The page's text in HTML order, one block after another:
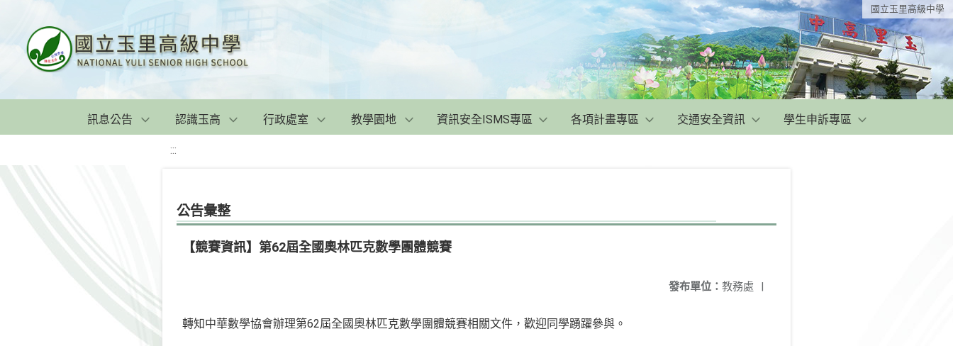
國立玉里高級中學
訊息公告 認識玉高 行政處室 教學園地 資訊安全ISMS專區 各項計畫專區 交通安全資訊 學生申訴專區
:::
公告彙整
【競賽資訊】第62屆全國奧林匹克數學團體競賽
發布單位： 教務處 |
轉知中華數學協會辦理第62屆全國奧林匹克數學團體競賽相關文件，歡迎同學踴躍參與。